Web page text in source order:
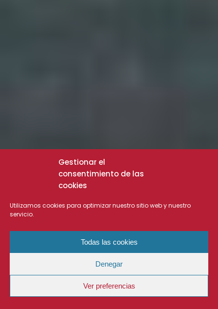
Gestionar el
consentimiento de las
cookies
Utilizamos cookies para optimizar nuestro sitio web y nuestro
servicio.
Todas las cookies
Denegar
Ver preferencias